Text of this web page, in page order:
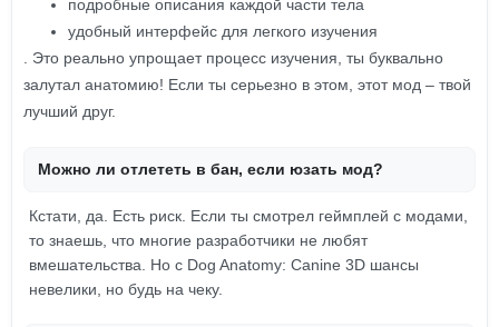
подробные описания каждой части тела
удобный интерфейс для легкого изучения
. Это реально упрощает процесс изучения, ты буквально
залутал анатомию! Если ты серьезно в этом, этот мод – твой
лучший друг.
Можно ли отлететь в бан, если юзать мод?
Кстати, да. Есть риск. Если ты смотрел геймплей с модами,
то знаешь, что многие разработчики не любят
вмешательства. Но с Dog Anatomy: Canine 3D шансы
невелики, но будь на чеку.